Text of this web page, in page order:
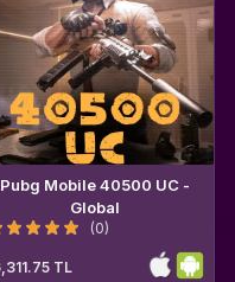
Pubg Mobile 40500 UC -
Global
(0)
TL